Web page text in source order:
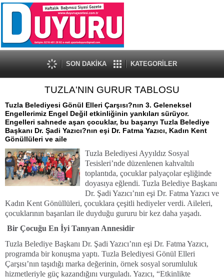
SON DAKİKA KATEGORİLER
TUZLA'NIN GURUR TABLOSU
Tuzla Belediyesi Gönül Elleri Çarşısı?nın 3. Geleneksel
Engellerimiz Engel Değil etkinliğinin yankıları sürüyor.
Engelleri sahnede aşan çocuklar, bu başarıyı Tuzla Belediye
Başkanı Dr. Şadi Yazıcı?nın eşi Dr. Fatma Yazıcı, Kadın Kent
Gönüllüleri ve aile
Tuzla Belediyesi Ayyıldız Sosyal
Tesisleri’nde düzenlenen kahvaltılı
toplantıda, çocuklar palyaçolar eşliğinde
doyasıya eğlendi. Tuzla Belediye Başkanı
Dr. Şadi Yazıcı’nın eşi Dr. Fatma Yazıcı ve
Kadın Kent Gönüllüleri, çocuklara çeşitli hediyeler verdi. Aileleri,
çocuklarının başarıları ile duyduğu gururu bir kez daha yaşadı.
Bir Çocuğu En İyi Tanıyan Annesidir
Tuzla Belediye Başkanı Dr. Şadi Yazıcı’nın eşi Dr. Fatma Yazıcı,
programda bir konuşma yaptı. Tuzla Belediyesi Gönül Elleri
Çarşısı’nın taşıdığı marka değerinin, örnek sosyal sorumluluk
hizmetleriyle güç kazandığını vurguladı. Yazıcı, “Etkinlikte